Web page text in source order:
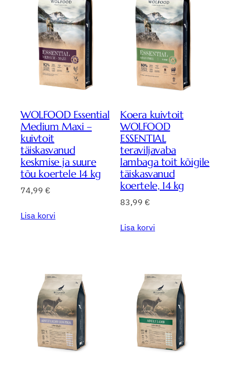
WOLFOOD Essential
Medium Maxi –
kuivtoit
täiskasvanud
keskmise ja suure
tõu koertele 14 kg
74,99 €
Lisa korvi
Koera kuivtoit
WOLFOOD
ESSENTIAL
teraviljavaba
lambaga toit kõigile
täiskasvanud
koertele, 14 kg
83,99 €
Lisa korvi